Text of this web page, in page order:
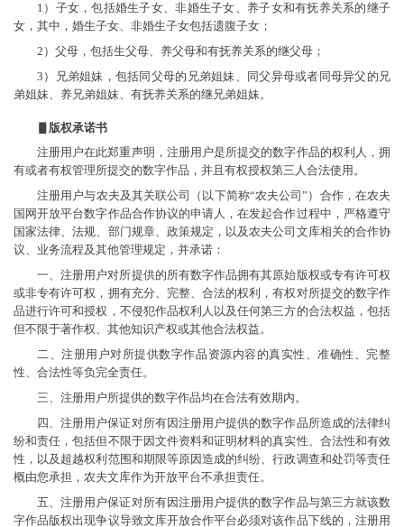
1）子女，包括婚生子女、非婚生子女、养子女和有抚养关系的继子
女，其中，婚生子女、非婚生子女包括遗腹子女；
2）父母，包括生父母、养父母和有抚养关系的继父母；
3）兄弟姐妹，包括同父母的兄弟姐妹、同父异母或者同母异父的兄
弟姐妹、养兄弟姐妹、有抚养关系的继兄弟姐妹。
▋版权承诺书
注册用户在此郑重声明，注册用户是所提交的数字作品的权利人，拥
有或者有权管理所提交的数字作品，并且有权授权第三人合法使用。
注册用户与农夫及其关联公司（以下简称“农夫公司”）合作，在农夫
国网开放平台数字作品合作协议的申请人，在发起合作过程中，严格遵守
国家法律、法规、部门规章、政策规定，以及农夫公司文库相关的合作协
议、业务流程及其他管理规定，并承诺：
一、注册用户对所提供的所有数字作品拥有其原始版权或专有许可权
或非专有许可权，拥有充分、完整、合法的权利，有权对所提交的数字作
品进行许可和授权，不侵犯作品权利人以及任何第三方的合法权益，包括
但不限于著作权、其他知识产权或其他合法权益。
二、注册用户对所提供数字作品资源内容的真实性、准确性、完整
性、合法性等负完全责任。
三、注册用户所提供的数字作品均在合法有效期内。
四、注册用户保证对所有因注册用户提供的数字作品所造成的法律纠
纷和责任，包括但不限于因文件资料和证明材料的真实性、合法性和有效
性，以及超越权利范围和期限等原因造成的纠纷、行政调查和处罚等责任
概由您承担，农夫文库作为开放平台不承担责任。
五、注册用户保证对所有因注册用户提供的数字作品与第三方就该数
字作品版权出现争议导致文库开放合作平台必须对该作品下线的，注册用